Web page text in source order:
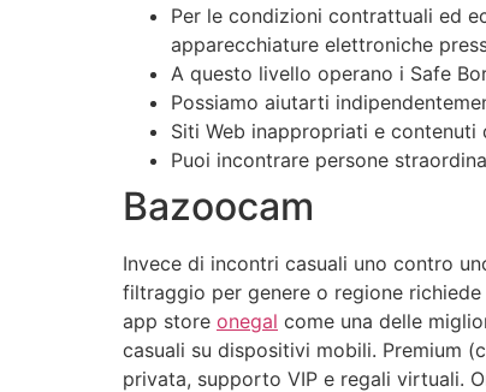
Per le condizioni contrattuali ed
apparecchiature elettroniche
A questo livello operano i Safe
Possiamo aiutarti
Siti Web inappropriati e contenuti
Puoi incontrare persone
Bazoocam
Invece di incontri casuali uno contro
filtraggio per genere o regione
app store onegal come una delle
casuali su dispositivi mobili. Premium
privata, supporto VIP e regali virtuali.